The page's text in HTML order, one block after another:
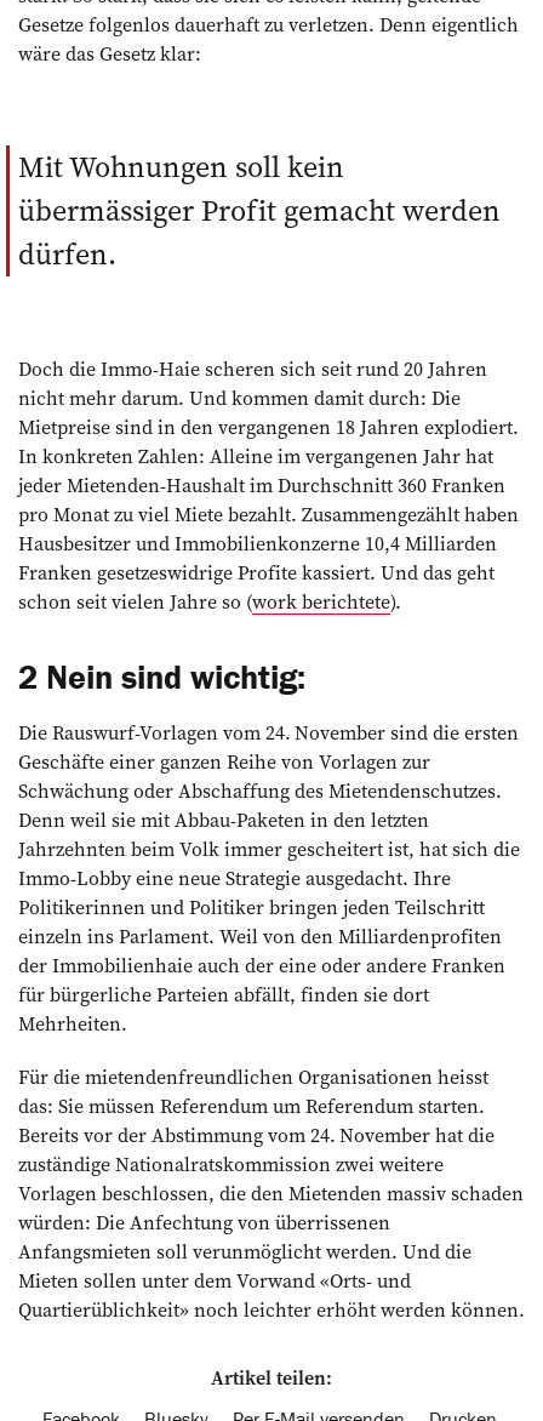
Gesetze folgenlos dauerhaft zu verletzen. Denn eigentlich
wäre das Gesetz klar:
Mit Wohnungen soll kein
übermässiger Profit gemacht werden
dürfen.
Doch die Immo-Haie scheren sich seit rund 20 Jahren
nicht mehr darum. Und kommen damit durch: Die
Mietpreise sind in den vergangenen 18 Jahren explodiert.
In konkreten Zahlen: Alleine im vergangenen Jahr hat
jeder Mietenden-Haushalt im Durchschnitt 360 Franken
pro Monat zu viel Miete bezahlt. Zusammengezählt haben
Hausbesitzer und Immobilienkonzerne 10,4 Milliarden
Franken gesetzeswidrige Profite kassiert. Und das geht
schon seit vielen Jahre so (work berichtete).
2 Nein sind wichtig:
Die Rauswurf-Vorlagen vom 24. November sind die ersten
Geschäfte einer ganzen Reihe von Vor­lagen zur
Schwächung oder ­Abschaffung des Mietendenschutzes.
Denn weil sie mit Abbau-Paketen in den letzten
Jahrzehnten beim Volk immer gescheitert ist, hat sich die
Immo-Lobby eine neue Strategie ausgedacht. Ihre
Politikerinnen und Politiker bringen jeden Teilschritt
einzeln ins Par­lament. Weil von den Milliardenprofiten
der Immobilienhaie auch der eine oder andere Franken
für bürgerliche Parteien abfällt, finden sie dort
Mehrheiten.
Für die mietendenfreundlichen Organisationen heisst
das: Sie müssen ­Referendum um Referendum starten.
Bereits vor der Abstimmung vom 24. November hat die
zuständige Nationalratskommission zwei weitere
Vorlagen beschlossen, die den ­Mietenden massiv schaden
würden: Die Anfechtung von überrissenen
Anfangsmieten soll verunmöglicht werden. Und die
Mieten sollen unter dem Vorwand «Orts- und
Quartierüblichkeit» noch leichter erhöht werden können.
Artikel teilen: